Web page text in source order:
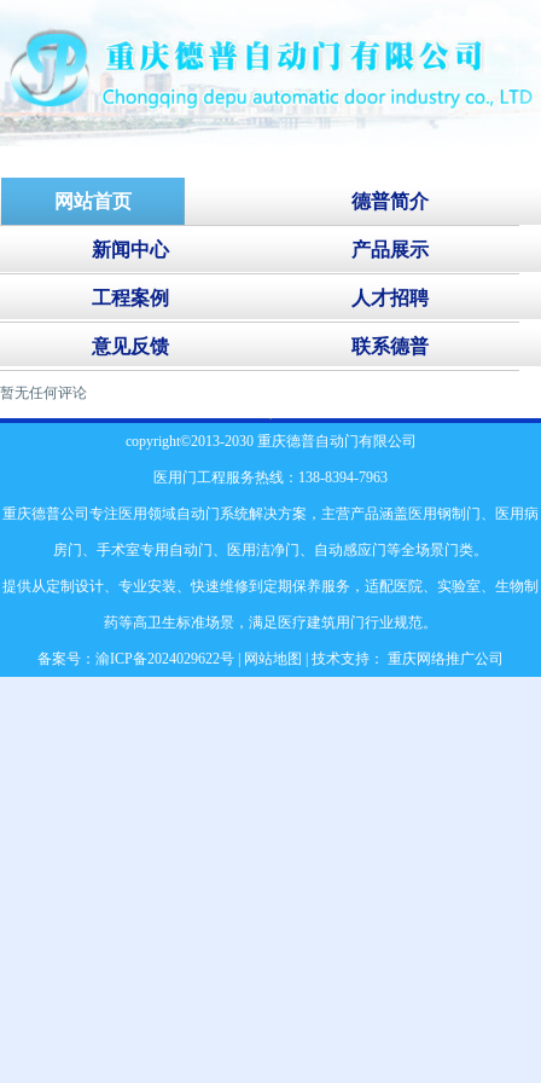
网站首页 德普简介
新闻中心 产品展示
工程案例 人才招聘
意见反馈 联系德普
暂无任何评论
copyright©2013-2030 重庆德普自动门有限公司
医用门工程服务热线：138-8394-7963
重庆德普公司专注医用领域自动门系统解决方案，主营产品涵盖 医用钢制门、 医用病
房门、 手术室专用自动门、 医用洁净门、自动感应门等全场景门类。
提供从定制设计、专业安装、快速维修到定期保养服务，适配医院、实验室、生物制
药等高卫生标准场景，满足医疗建筑用门行业规范。
备案号： 渝ICP备2024029622号 网站地图 | 技术支持： 重庆网络推广公司